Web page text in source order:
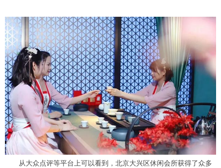
从大众点评等平台上可以看到，北京大兴区休闲会所获得了众多